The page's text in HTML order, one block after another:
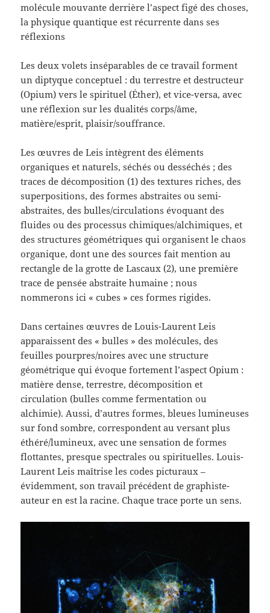
molécule mouvante derrière l’aspect figé des choses,
la physique quantique est récurrente dans ses
réflexions
Les deux volets inséparables de ce travail forment
un diptyque conceptuel : du terrestre et destructeur
(Opium) vers le spirituel (Éther), et vice-versa, avec
une réflexion sur les dualités corps/âme,
matière/esprit, plaisir/souffrance.
Les œuvres de Leis intègrent des éléments
organiques et naturels, séchés ou desséchés ; des
traces de décomposition (1) des textures riches, des
superpositions, des formes abstraites ou semi-
abstraites, des bulles/circulations évoquant des
fluides ou des processus chimiques/alchimiques, et
des structures géométriques qui organisent le chaos
organique, dont une des sources fait mention au
rectangle de la grotte de Lascaux (2), une première
trace de pensée abstraite humaine ; nous
nommerons ici « cubes » ces formes rigides.
Dans certaines œuvres de Louis-Laurent Leis
apparaissent des « bulles » des molécules, des
feuilles pourpres/noires avec une structure
géométrique qui évoque fortement l’aspect Opium :
matière dense, terrestre, décomposition et
circulation (bulles comme fermentation ou
alchimie). Aussi, d’autres formes, bleues lumineuses
sur fond sombre, correspondent au versant plus
éthéré/lumineux, avec une sensation de formes
flottantes, presque spectrales ou spirituelles. Louis-
Laurent Leis maîtrise les codes picturaux –
évidemment, son travail précédent de graphiste-
auteur en est la racine. Chaque trace porte un sens.